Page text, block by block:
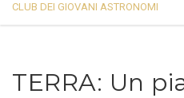
CLUB DEI GIOVANI ASTRONOMI
TERRA: Un